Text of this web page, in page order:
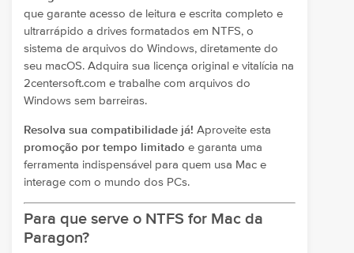
que garante acesso de leitura e escrita completo e
ultrarrápido a drives formatados em NTFS, o
sistema de arquivos do Windows, diretamente do
seu macOS. Adquira sua licença original e vitalícia na
2centersoft.com e trabalhe com arquivos do
Windows sem barreiras.
Resolva sua compatibilidade já! Aproveite esta
promoção por tempo limitado e garanta uma
ferramenta indispensável para quem usa Mac e
interage com o mundo dos PCs.
Para que serve o NTFS for Mac da
Paragon?